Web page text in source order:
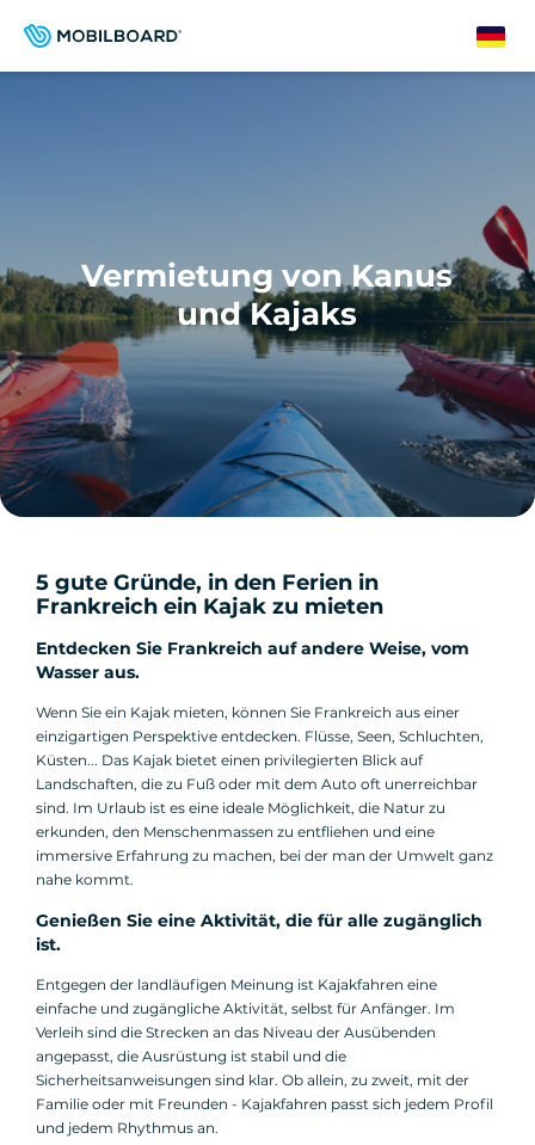
zum
German
Vermietung von Kanus
und Kajaks
5 gute Gründe, in den Ferien in
Frankreich ein Kajak zu mieten
Entdecken Sie Frankreich auf andere Weise, vom
Wasser aus.
Wenn Sie ein Kajak mieten, können Sie Frankreich aus einer
einzigartigen Perspektive entdecken. Flüsse, Seen, Schluchten,
Küsten... Das Kajak bietet einen privilegierten Blick auf
Landschaften, die zu Fuß oder mit dem Auto oft unerreichbar
sind. Im Urlaub ist es eine ideale Möglichkeit, die Natur zu
erkunden, den Menschenmassen zu entfliehen und eine
immersive Erfahrung zu machen, bei der man der Umwelt ganz
nahe kommt.
Genießen Sie eine Aktivität, die für alle zugänglich
ist.
Entgegen der landläufigen Meinung ist Kajakfahren eine
einfache und zugängliche Aktivität, selbst für Anfänger. Im
Verleih sind die Strecken an das Niveau der Ausübenden
angepasst, die Ausrüstung ist stabil und die
Sicherheitsanweisungen sind klar. Ob allein, zu zweit, mit der
Familie oder mit Freunden - Kajakfahren passt sich jedem Profil
und jedem Rhythmus an.